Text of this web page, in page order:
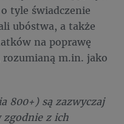
tyle świadczenie
ubóstwa, a także
na poprawę
rozumianą m.in. jako
800+) są zazwyczaj
zgodnie z ich